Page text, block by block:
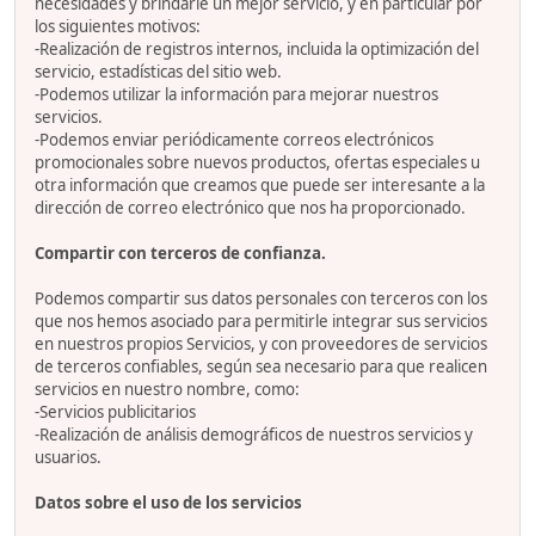
los siguientes motivos:
-Realización de registros internos, incluida la optimización del
servicio, estadísticas del sitio web.
-Podemos utilizar la información para mejorar nuestros
servicios.
-Podemos enviar periódicamente correos electrónicos
promocionales sobre nuevos productos, ofertas especiales u
otra información que creamos que puede ser interesante a la
dirección de correo electrónico que nos ha proporcionado.
Compartir con terceros de confianza.
Podemos compartir sus datos personales con terceros con los
que nos hemos asociado para permitirle integrar sus servicios
en nuestros propios Servicios, y con proveedores de servicios
de terceros confiables, según sea necesario para que realicen
servicios en nuestro nombre, como:
-Servicios publicitarios
-Realización de análisis demográficos de nuestros servicios y
usuarios.
Datos sobre el uso de los servicios